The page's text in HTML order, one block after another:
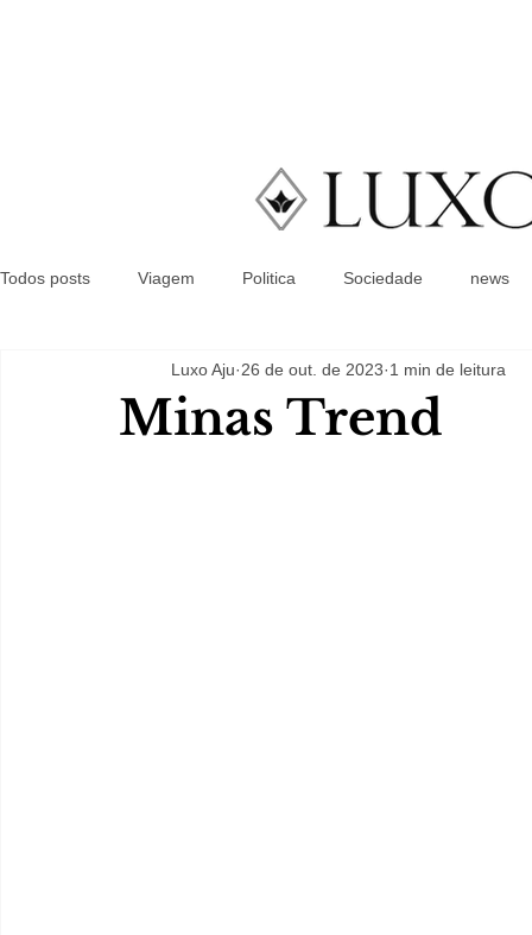
Todos posts Viagem Politica Sociedade news
Minas Trend
Luxo Aju 26 de out. de 2023 1 min de leitura